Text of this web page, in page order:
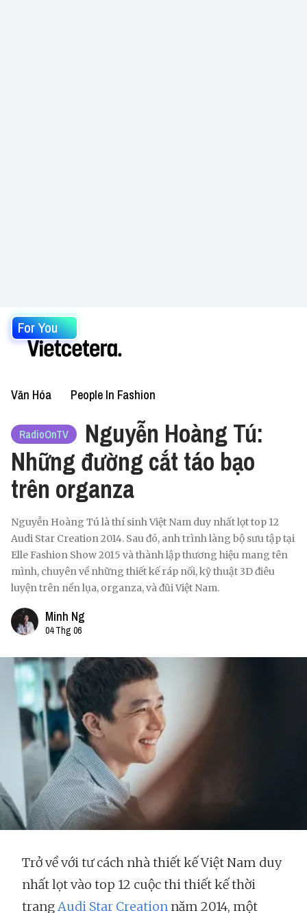
For You
Văn Hóa People In Fashion
RadioOnTV
Nguyễn Hoàng Tú:
Những đường cắt táo bạo
trên organza
Nguyễn Hoàng Tú là thí sinh Việt Nam duy nhất lọt top 12
Audi Star Creation 2014. Sau đó, anh trình làng bộ sưu tập tại
Elle Fashion Show 2015 và thành lập thương hiệu mang tên
mình, chuyên về những thiết kế ráp nối, kỹ thuật 3D điêu
luyện trên nền lụa, organza, và đũi Việt Nam.
Minh Ng
04 Thg 06
Trở về với tư cách nhà thiết kế Việt Nam duy
nhất lọt vào top 12 cuộc thi thiết kế thời
trangAudi Star Creation năm 2014, một